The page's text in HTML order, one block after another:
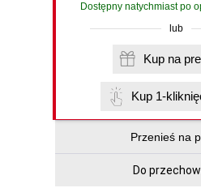
Dostępny natychmiast po
lub
Kup
Kup 1-
Przenieś na
Do